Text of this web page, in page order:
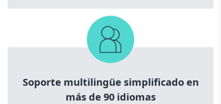
Soporte multilingüe simplificado en
más de 90 idiomas